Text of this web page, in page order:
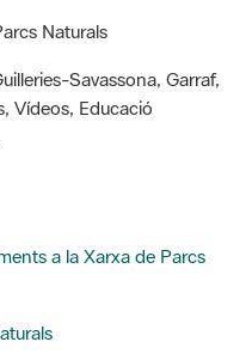
Naturals
Savassona, Garraf,
Vídeos, Educació
a la Xarxa de Parcs